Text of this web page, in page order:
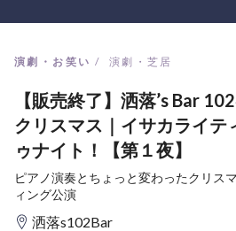
演劇・お笑い 演劇・芝居
【販売終了】洒落’s Bar
クリスマス｜イサカライテ
ゥナイト！【第１夜】
ピアノ演奏とちょっと変わったクリス
ィング公演
洒落s102Bar